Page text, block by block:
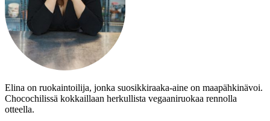
Elina on ruokaintoilija, jonka suosikkiraaka-aine on maapähkinävoi.
Chocochilissä kokkaillaan herkullista vegaaniruokaa rennolla
otteella.